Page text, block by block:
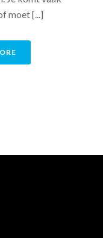
moet [...]